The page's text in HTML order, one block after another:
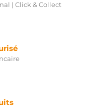
| Click & Collect